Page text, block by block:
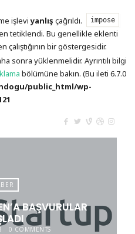
işleviyanlış çağrıldı. impose
tetiklendi. Bu genellikle eklenti
çalıştığının bir göstergesidir.
sonra yüklenmelidir. Ayrıntılı bilgi
bölümüne bakın. (Bu ileti 6.7.0
public_html/wp-
BAŞVURULAR
0 COMMENTS